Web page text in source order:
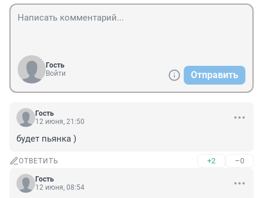
Гость
Войти
Отправить
Гость
12 июня, 21:50
будет пьянка )
ОТВЕТИТЬ +2 –0
Гость
12 июня, 08:54